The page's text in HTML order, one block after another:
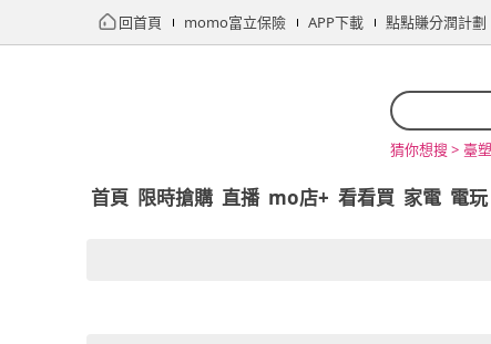
回首頁 momo富立保險 APP下載 點點賺分潤計劃
猜你想搜 > 臺
首頁 限時搶購 直播 mo店+ 看看買 家電 電玩